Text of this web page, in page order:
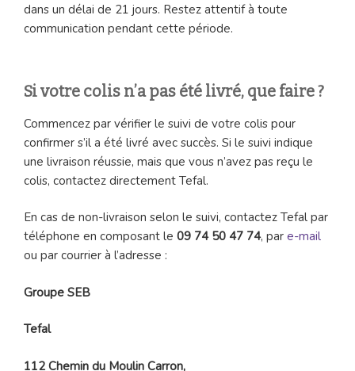
dans un délai de 21 jours. Restez attentif à toute
communication pendant cette période.
Si votre colis n’a pas été livré, que faire ?
Commencez par vérifier le suivi de votre colis pour
confirmer s’il a été livré avec succès. Si le suivi indique
une livraison réussie, mais que vous n’avez pas reçu le
colis, contactez directement Tefal.
En cas de non-livraison selon le suivi, contactez Tefal par
téléphone en composant le 09 74 50 47 74, par e-mail
ou par courrier à l’adresse :
Groupe SEB
Tefal
112 Chemin du Moulin Carron,